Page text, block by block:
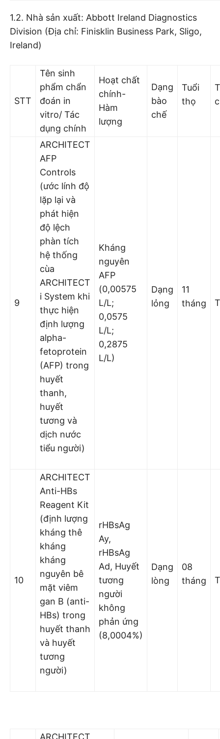
1.2. Nhà sản xuất: Abbott Ireland Diagnostics
Division (Địa chỉ: Finisklin Business Park, Sligo,
Ireland)
STT
Tên sinh
phẩm chẩn
đoán in
vitro/ Tác
dụng chính
Hoạt chất
chính-
Hàm
lượng
Dạng
bào
chế
Tuổi
thọ
9
ARCHITECT
AFP
Controls
(ước lính độ
lặp lại và
phát hiện
độ lệch
phàn tích
hệ thống
cùa
ARCHITECT
i System khi
thực hiện
định lượng
alpha-
fetoprotein
(AFP) trong
huyết
thanh,
huyết
tương và
dịch nước
tiểu người)
Kháng
nguyên
AFP
(0,00575
L/L;
0,0575
L/L;
0,2875
L/L)
Dạng
lỏng
11
tháng
10
ARCHITECT
Anti-HBs
Reagent Kit
(định lượng
kháng thê
kháng
kháng
nguyên bê
mặt viêm
gan B (anti-
HBs) trong
huyết thanh
và huyết
tương
người)
rHBsAg
Ay,
rHBsAg
Ad, Huyết
tương
người
không
phản ứng
(8,0004%)
Dạng
lòng
08
tháng
ARCHITECT